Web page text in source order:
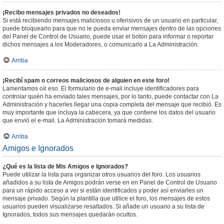
¡Recibo mensajes privados no deseados!
Si está recibiendo mensajes maliciosos u ofensivos de un usuario en particular,
puede bloquearlo para que no le pueda enviar mensajes dentro de las opciones
del Panel de Control de Usuario, puede usar el botón para informar o reportar
dichos mensajes a los Moderadores, o comunicarlo a La Administración.
Arriba
¡Recibí spam o correos maliciosos de alguien en este foro!
Lamentamos oír eso. El formulario de e-mail incluye identificadores para
controlar quién ha enviado tales mensajes, por lo tanto, puede contactar con La
Administración y hacerles llegar una copia completa del mensaje que recibió. Es
muy importante que incluya la cabecera, ya que contiene los datos del usuario
que envió el e-mail. La Administración tomará medidas.
Arriba
Amigos e Ignorados
¿Qué es la lista de Mis Amigos e Ignorados?
Puede utilizar la lista para organizar otros usuarios del foro. Los usuarios
añadidos a su lista de Amigos podrán verse en en Panel de Control de Usuario
para un rápido acceso a ver si están identificados y poder así enviarles un
mensaje privado. Según la plantilla que utilice el foro, los mensajes de estos
usuarios pueden visualizarse resaltados. Si añade un usuario a su lista de
Ignorados, todos sus mensajes quedarán ocultos.